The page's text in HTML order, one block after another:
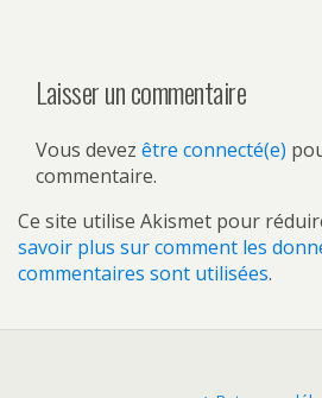
Laisser un commentaire
Vous devez être connecté(e)
commentaire.
Ce site utilise Akismet pour
savoir plus sur comment les
commentaires sont utilisées.